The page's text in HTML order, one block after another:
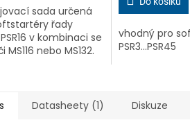
sada určená
řady
v kombinaci se
MS116 nebo MS132.
z
hvězdiček.
vhodný pro
PSR3…PSR45
Datasheety (1) Diskuze